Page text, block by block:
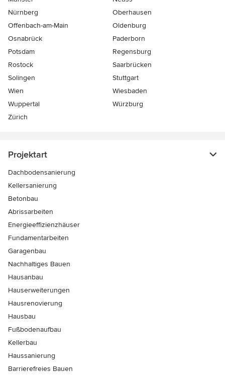
Nürnberg
Oberhausen
Offenbach-am-Main
Oldenburg
Osnabrück
Paderborn
Potsdam
Regensburg
Rostock
Saarbrücken
Solingen
Stuttgart
Wien
Wiesbaden
Wuppertal
Würzburg
Zürich
Projektart
Dachbodensanierung
Kellersanierung
Betonbau
Abrissarbeiten
Energieeffizienzhäuser
Fundamentarbeiten
Garagenbau
Nachhaltiges Bauen
Hausanbau
Hauserweiterungen
Hausrenovierung
Hausbau
Fußbodenaufbau
Kellerbau
Haussanierung
Barrierefreies Bauen